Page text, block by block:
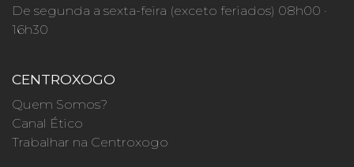
De segunda a sexta-feira (exceto feriados) 08h00 ·
16h30
CENTROXOGO
Quem Somos?
Canal Ético
Trabalhar na Centroxogo